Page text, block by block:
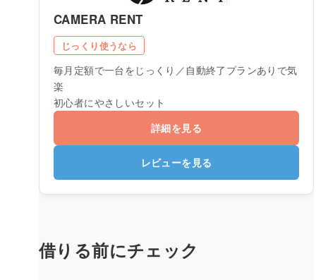
CAMERA RENT
じっくり使うなら
毎月定額で一台をじっくり／自動終了プランありで気
楽
初心者にやさしいセット
詳細を見る
レビューを見る
借りる前にチェック